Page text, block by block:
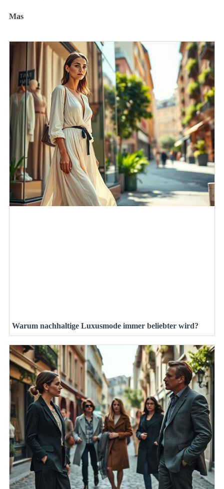
Mas
Warum nachhaltige Luxusmode immer beliebter wird?